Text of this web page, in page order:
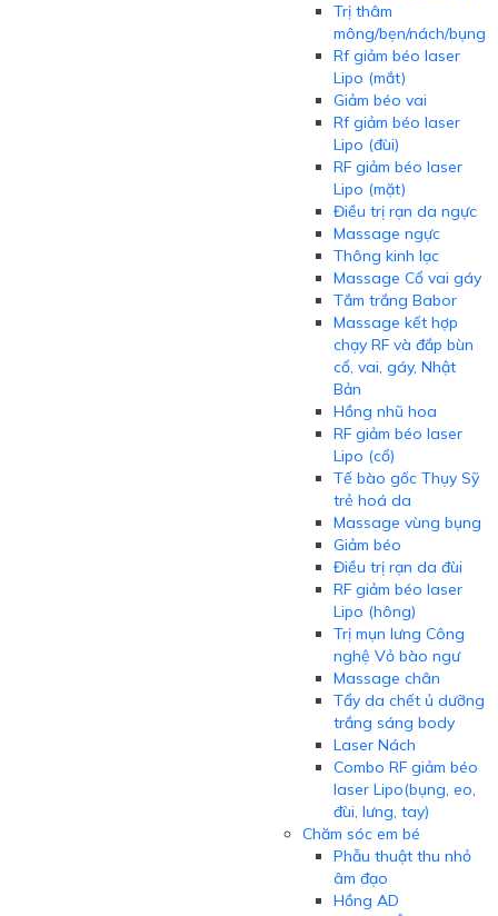
Trị thâm
mông/bẹn/nách/bụng
Rf giảm béo laser
Lipo (mắt)
Giảm béo vai
Rf giảm béo laser
Lipo (đùi)
RF giảm béo laser
Lipo (mặt)
Điều trị rạn da ngực
Massage ngực
Thông kinh lạc
Massage Cổ vai gáy
Tắm trắng Babor
Massage kết hợp
chạy RF và đắp bùn
cổ, vai, gáy, Nhật
Bản
Hồng nhũ hoa
RF giảm béo laser
Lipo (cổ)
Tế bào gốc Thụy Sỹ
trẻ hoá da
Massage vùng bụng
Giảm béo
Điều trị rạn da đùi
RF giảm béo laser
Lipo (hông)
Trị mụn lưng Công
nghệ Vỏ bào ngư
Massage chân
Tẩy da chết ủ dưỡng
trắng sáng body
Laser Nách
Combo RF giảm béo
laser Lipo(bụng, eo,
đùi, lưng, tay)
Chăm sóc em bé
Phẫu thuật thu nhỏ
âm đạo
Hồng AD